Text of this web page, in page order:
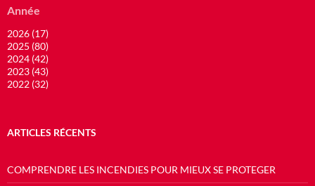
Année
2026 (17)
2025 (80)
2024 (42)
2023 (43)
2022 (32)
ARTICLES RÉCENTS
COMPRENDRE LES INCENDIES POUR MIEUX SE PROTEGER